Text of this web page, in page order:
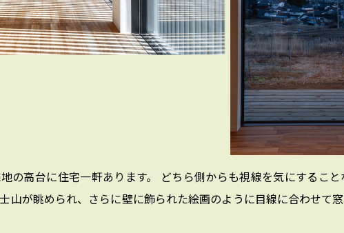
の高台に住宅一軒あります。 どちら側からも視線を気にするこ
山が眺められ、さらに壁に飾られた絵画のように目線に合わせて窓